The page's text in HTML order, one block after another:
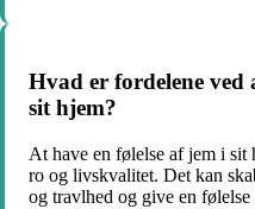
Hvad er fordelene ved
sit hjem?
At have en følelse af jem i
ro og livskvalitet. Det kan
og travlhed og give en